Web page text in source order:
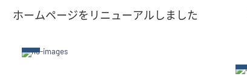
ホームページをリニューアルしました